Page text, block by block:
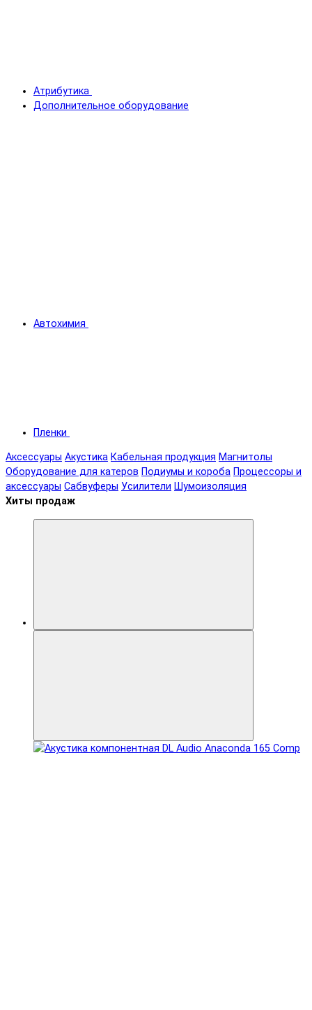
Атрибутика
Дополнительное оборудование
Автохимия
Пленки
Аксессуары Акустика Кабельная продукция Магнитолы
Оборудование для катеров Подиумы и короба Процессоры и
аксессуары Сабвуферы Усилители Шумоизоляция
Хиты продаж